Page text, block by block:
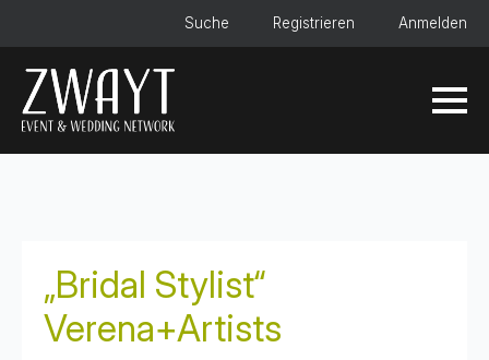
Suche Registrieren Anmelden
„Bridal Stylist“
Verena+Artists